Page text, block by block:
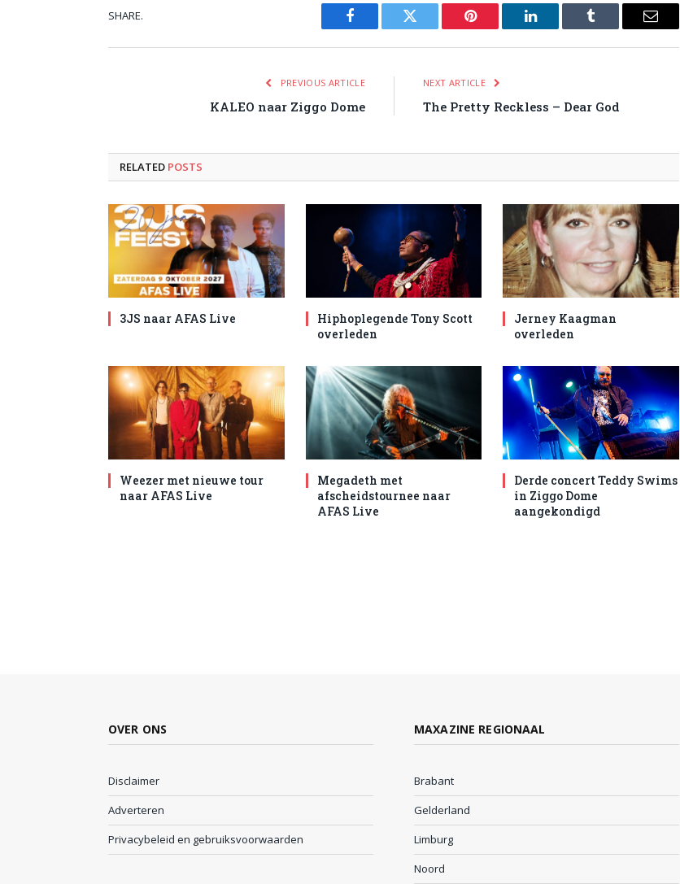
SHARE.
Facebook Twitter Pinterest LinkedIn Tumblr Email
PREVIOUS ARTICLE
KALEO naar Ziggo Dome
NEXT ARTICLE
The Pretty Reckless – Dear God
RELATED POSTS
3JS naar AFAS Live
Hiphoplegende Tony Scott
overleden
Jerney Kaagman
overleden
Weezer met nieuwe tour
naar AFAS Live
Megadeth met
afscheidstournee naar
AFAS Live
Derde concert Teddy Swims
in Ziggo Dome
aangekondigd
OVER ONS
Disclaimer
Adverteren
Privacybeleid en gebruiksvoorwaarden
MAXAZINE REGIONAAL
Brabant
Gelderland
Limburg
Noord